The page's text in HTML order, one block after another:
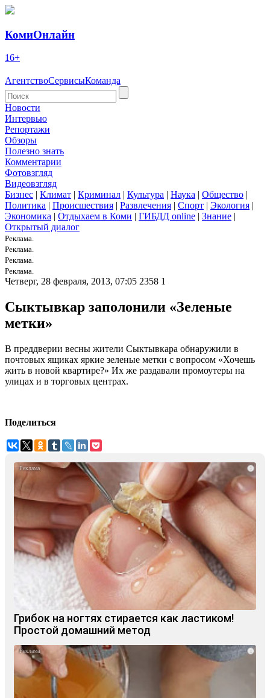
КомиОнлайн
16+
АгентствоСервисыКоманда
Новости
Интервью
Репортажи
Обзоры
Полезно знать
Комментарии
Фотовзгляд
Видеовзгляд
Бизнес | Климат | Криминал | Культура | Наука | Общество |
Политика | Происшествия | Развлечения | Спорт | Экология |
Экономика | Отдыхаем в Коми | ГИБДД online | Знание |
Открытый диалог
Реклама.
Реклама.
Реклама.
Реклама.
Четверг, 28 февраля, 2013, 07:05 2358 1
Сыктывкар заполонили «Зеленые
метки»
В преддверии весны жители Сыктывкара обнаружили в
почтовых ящиках яркие зеленые метки с вопросом «Хочешь
жить в новой квартире?» Их же раздавали промоутеры на
улицах и в торговых центрах.
Поделиться
i
Грибок на ногтях стирается как ластиком!
Простой домашний метод
i